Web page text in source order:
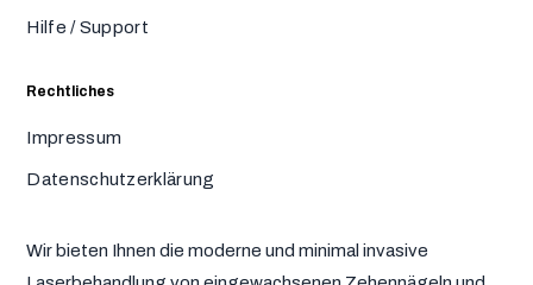
Hilfe / Support
Rechtliches
Impressum
Datenschutzerklärung
Wir bieten Ihnen die moderne und minimal invasive